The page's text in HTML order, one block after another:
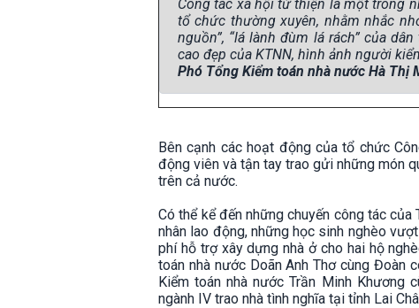
Công tác xã hội từ thiện là một trong
tổ chức thường xuyên, nhằm nhắc
nguồn”, “lá lành đùm lá rách” của
cao đẹp của KTNN, hình ảnh người
Phó Tổng Kiểm toán nhà nước Hà Thị
Bên cạnh các hoạt động của tổ chức
động viên và tận tay trao gửi những món
trên cả nước.
Có thể kể đến những chuyến công tác của
nhân lao động, những học sinh nghèo
phí hỗ trợ xây dựng nhà ở cho hai hộ
toán nhà nước Doãn Anh Thơ cùng Đoàn
Kiểm toán nhà nước Trần Minh Khương
ngành IV trao nhà tình nghĩa tại tỉnh Lai